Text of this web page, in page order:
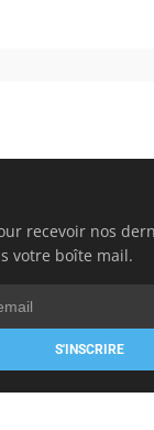
recevoir nos
votre boîte mail.
S'INSCRIRE